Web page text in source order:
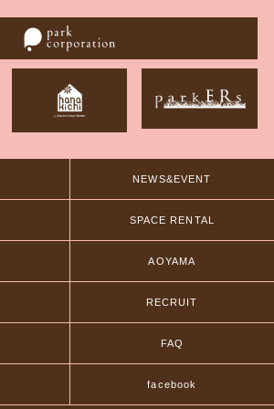
NEWS&EVENT
SPACE RENTAL
AOYAMA
RECRUIT
FAQ
facebook